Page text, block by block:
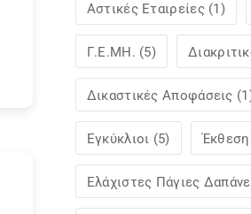
Αστικές Εταιρείες (1)
Γ.Ε.ΜΗ. (5)
Δικαστικές Αποφάσεις
Εγκύκλιοι (5)
Ελάχιστες Πάγιες